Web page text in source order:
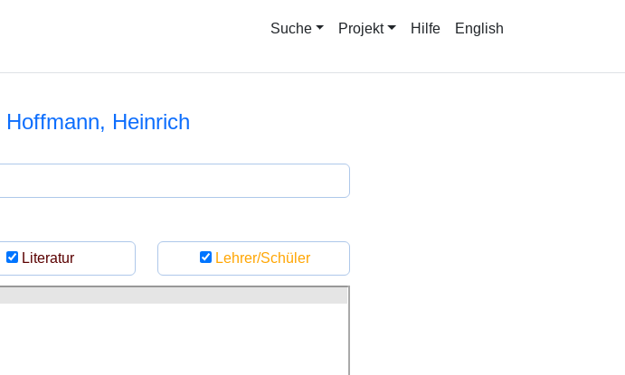
Suche Projekt Hilfe English
Hoffmann, Heinrich
Literatur Lehrer/Schüler